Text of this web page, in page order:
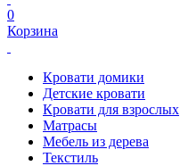
0
Корзина
Кровати домики
Детские кровати
Кровати для взрослых
Матрасы
Мебель из дерева
Текстиль